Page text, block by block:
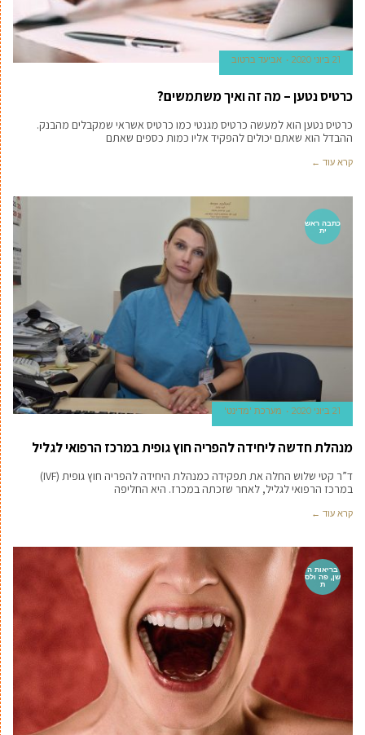
21 ביוני 2020 אביעד ברטוב
כרטיס נטען – מה זה ואיך משתמשים?
כרטיס נטען הוא למעשה כרטיס מגנטי כמו כרטיס אשראי שמקבלים מהבנק.
ההבדל הוא שאתם יכולים להפקיד אליו כמות כספים שאתם
קרא עוד ←
כתבה ראש
ית
21 ביוני 2020 מערכת 'מדינט'
מנהלת חדשה ליחידה להפריה חוץ גופית במרכז הרפואי לגליל
ד”ר קטי שלוש החלה את תפקידה כמנהלת היחידה להפריה חוץ גופית (IVF)
במרכז הרפואי לגליל, לאחר שזכתה במכרז. היא החליפה
קרא עוד ←
בריאות ה
שן, פה ולס
ת